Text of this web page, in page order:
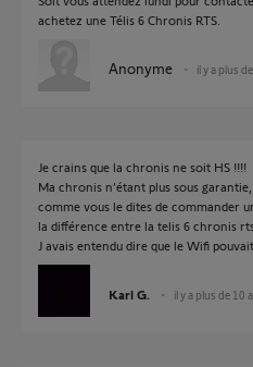
achetez une Télis 6 Chronis RTS.
Anonyme il y a plus
Je crains que la chronis ne soit HS !!!!
Ma chronis n’étant plus sous
comme vous le dites de commander
la différence entre la telis 6 chronis
J avais entendu dire que le Wifi
Karl G. il y a plus de 10